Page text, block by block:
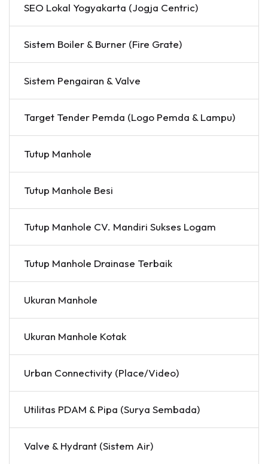
SEO Lokal Yogyakarta (Jogja Centric)
Sistem Boiler & Burner (Fire Grate)
Sistem Pengairan & Valve
Target Tender Pemda (Logo Pemda & Lampu)
Tutup Manhole
Tutup Manhole Besi
Tutup Manhole CV. Mandiri Sukses Logam
Tutup Manhole Drainase Terbaik
Ukuran Manhole
Ukuran Manhole Kotak
Urban Connectivity (Place/Video)
Utilitas PDAM & Pipa (Surya Sembada)
Valve & Hydrant (Sistem Air)